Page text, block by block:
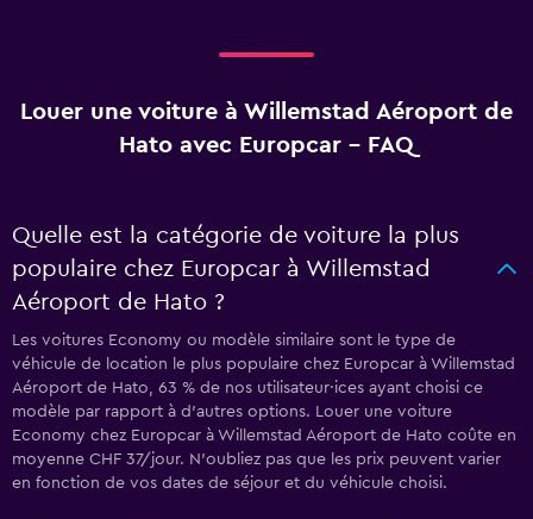
Louer une voiture à Willemstad Aéroport de
Hato avec Europcar - FAQ
Quelle est la catégorie de voiture la plus
populaire chez Europcar à Willemstad
Aéroport de Hato ?
Les voitures Economy ou modèle similaire sont le type de
véhicule de location le plus populaire chez Europcar à Willemstad
Aéroport de Hato, 63 % de nos utilisateur·ices ayant choisi ce
modèle par rapport à d’autres options. Louer une voiture
Economy chez Europcar à Willemstad Aéroport de Hato coûte en
moyenne CHF 37/jour. N'oubliez pas que les prix peuvent varier
en fonction de vos dates de séjour et du véhicule choisi.